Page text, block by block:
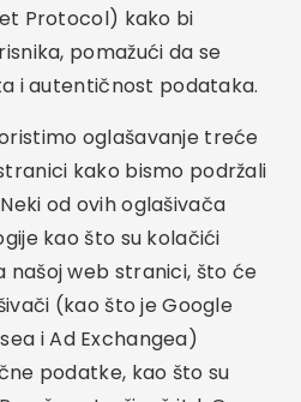
Protocol) kako bi
pomažući da se
i autentičnost podataka.
oglašavanje treće
kako bismo podržali
od ovih oglašivača
kao što su kolačići
našoj web stranici, što će
(kao što je Google
i Ad Exchangea)
podatke, kao što su